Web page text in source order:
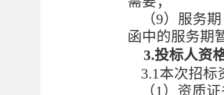
（9）服务
函中的服务期
3.投标人资
3.1本次招标
（1）资质